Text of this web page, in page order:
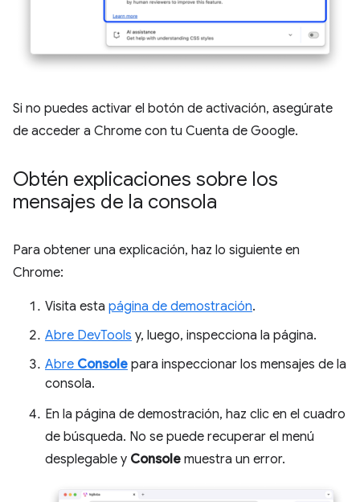
Si no puedes activar el botón de activación, asegúrate
de acceder a Chrome con tu Cuenta de Google.
Obtén explicaciones sobre los
mensajes de la consola
Para obtener una explicación, haz lo siguiente en
Chrome:
Visita esta página de demostración.
Abre DevTools y, luego, inspecciona la página.
Abre Console para inspeccionar los mensajes de la
consola.
En la página de demostración, haz clic en el cuadro
de búsqueda. No se puede recuperar el menú
desplegable y Console muestra un error.